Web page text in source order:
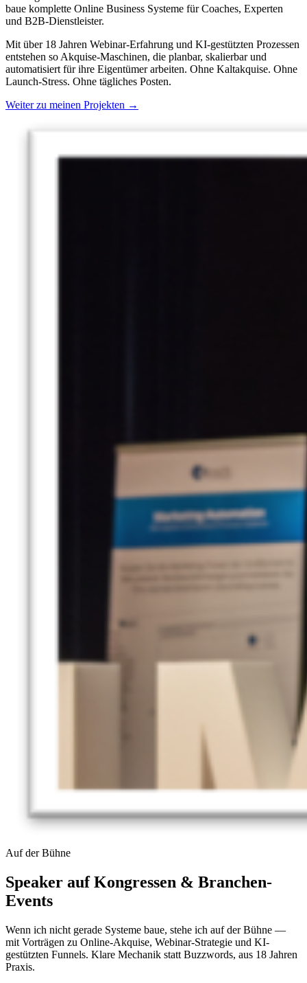
baue komplette Online Business Systeme für Coaches, Experten
und B2B-Dienstleister.
Mit über 18 Jahren Webinar-Erfahrung und KI-gestützten Prozessen
entstehen so Akquise-Maschinen, die planbar, skalierbar und
automatisiert für ihre Eigentümer arbeiten. Ohne Kaltakquise. Ohne
Launch-Stress. Ohne tägliches Posten.
Weiter zu meinen Projekten →
Auf der Bühne
Speaker auf Kongressen & Branchen-
Events
Wenn ich nicht gerade Systeme baue, stehe ich auf der Bühne —
mit Vorträgen zu Online-Akquise, Webinar-Strategie und KI-
gestützten Funnels. Klare Mechanik statt Buzzwords, aus 18 Jahren
Praxis.